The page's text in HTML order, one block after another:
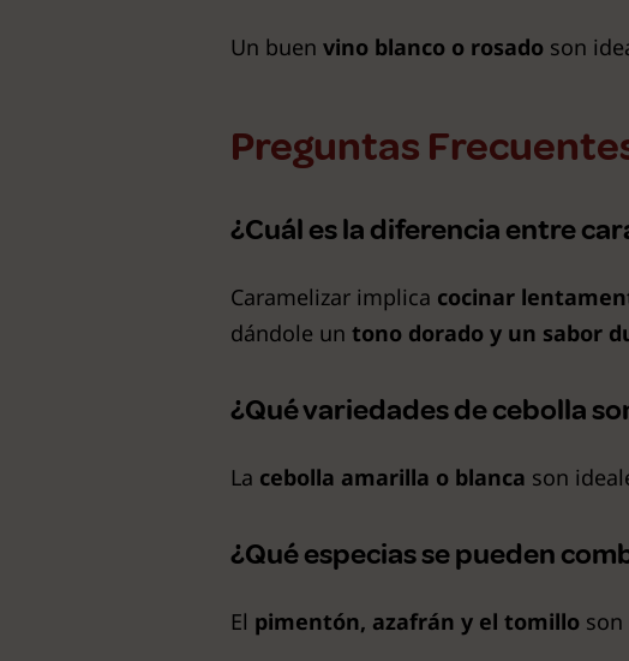
Un buen vino blanco o rosado son
Preguntas
¿Cuál es la diferencia entre
Caramelizar implica cocinar
dándole un tono dorado y un sabor
¿Qué variedades de cebolla
La cebolla amarilla o blanca son
¿Qué especias se pueden
El pimentón, azafrán y el tomillo